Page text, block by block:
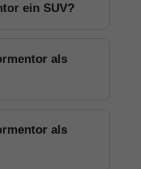
ein SUV?
als
als